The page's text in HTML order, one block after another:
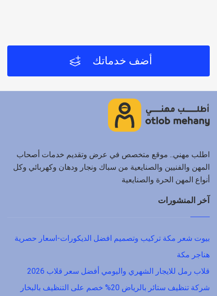
أضف خدماتك
اطلب مهني.. موقع متخصص في عرض وتقديم خدمات أصحاب
المهن والفنيين والصنايعية من سباك ونجار ودهان وكهربائي وكل
أنواع المهن الحرة والصنايعية
آخر المنشورات
بيوت شعر مكة تركيب وتصميم افضل الديكورات-اسعار حصرية
هناجر مكة
قلاب رمل للايجار الشهري واليومي أفضل سعر قلاب 2026
شركة تنظيف ستائر بالرياض 20% خصم على التنظيف بالبخار